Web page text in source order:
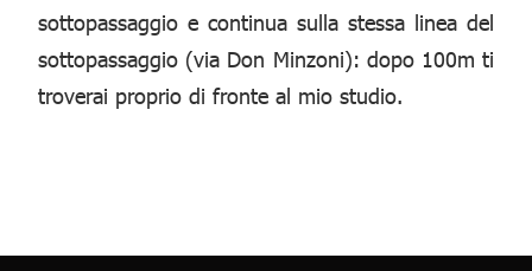
sottopassaggio e continua sulla stessa linea del
sottopassaggio (via Don Minzoni): dopo 100m ti
troverai proprio di fronte al mio studio.